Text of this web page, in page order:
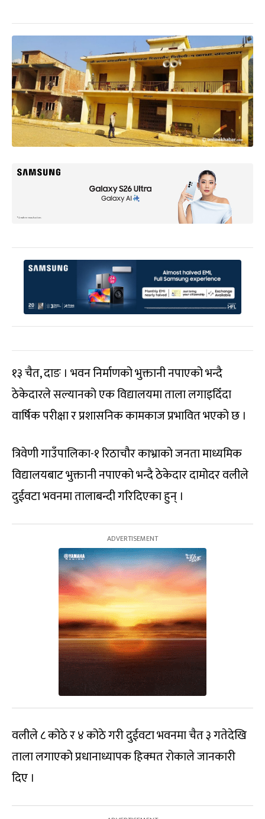
१३ चैत, दाङ । भवन निर्माणको भुक्तानी नपाएको भन्दै
ठेकेदारले सल्यानको एक विद्यालयमा ताला लगाइदिँदा
वार्षिक परीक्षा र प्रशासनिक कामकाज प्रभावित भएको छ ।
त्रिवेणी गाउँपालिका-१ रिठाचौर काभ्राको जनता माध्यमिक
विद्यालयबाट भुक्तानी नपाएको भन्दै ठेकेदार दामोदर वलीले
दुईवटा भवनमा तालाबन्दी गरिदिएका हुन् ।
वलीले ८ कोठे र ४ कोठे गरी दुईवटा भवनमा चैत ३ गतेदेखि
ताला लगाएको प्रधानाध्यापक हिक्मत रोकाले जानकारी
दिए ।